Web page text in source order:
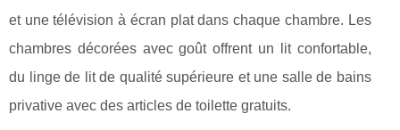
et une télévision à écran plat dans chaque chambre. Les
chambres décorées avec goût offrent un lit confortable,
du linge de lit de qualité supérieure et une salle de bains
privative avec des articles de toilette gratuits.